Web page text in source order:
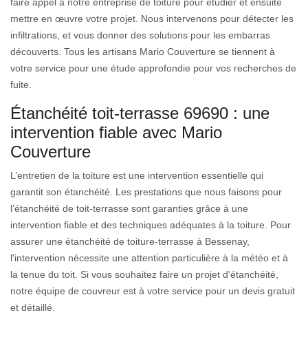
mettre en œuvre votre projet. Nous intervenons pour détecter les
infiltrations, et vous donner des solutions pour les embarras
découverts. Tous les artisans Mario Couverture se tiennent à
votre service pour une étude approfondie pour vos recherches de
fuite.
Étanchéité toit-terrasse 69690 : une
intervention fiable avec Mario
Couverture
L’entretien de la toiture est une intervention essentielle qui
garantit son étanchéité. Les prestations que nous faisons pour
l’étanchéité de toit-terrasse sont garanties grâce à une
intervention fiable et des techniques adéquates à la toiture. Pour
assurer une étanchéité de toiture-terrasse à Bessenay,
l'intervention nécessite une attention particulière à la météo et à
la tenue du toit. Si vous souhaitez faire un projet d'étanchéité,
notre équipe de couvreur est à votre service pour un devis gratuit
et détaillé.